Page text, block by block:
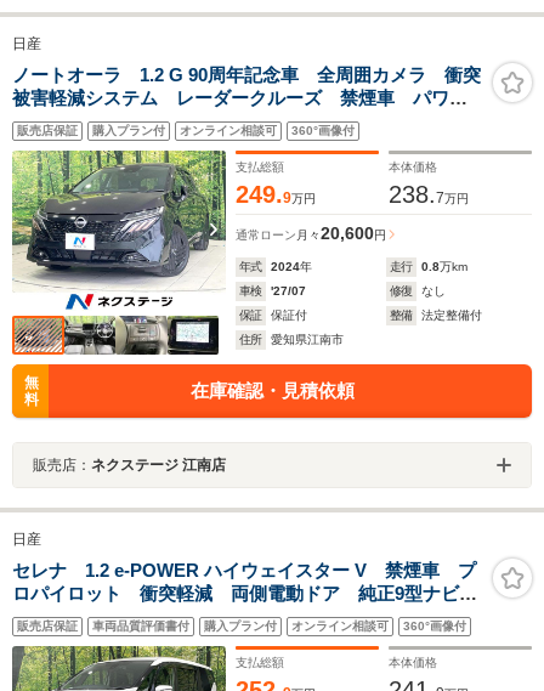
日産
ノートオーラ 1.2 G 90周年記念車 全周囲カメラ 衝突
被害軽減システム レーダークルーズ 禁煙車 パワー
シート ドラレコ コーナーセンサー スマートキー
LEDヘッド ビルトインETC 純正17インチアルミ オ
ートハイビーム
販売店保証 購入プラン付 オンライン相談可 360°画像付
支払総額
249.9万円
本体価格
238.7万円
通常ローン 月々20,600円
年式 2024年 走行 0.8万km
車検
'27/07 修復
なし
保証
保証付 整備
法定整備付
住所
愛知県江南市
無
料
在庫確認・見積依頼
販売店： ネクステージ 江南店
日産
セレナ 1.2 e-POWER ハイウェイスター V 禁煙車 プ
ロパイロット 衝突軽減 両側電動ドア 純正9型ナビ
全周囲カメラ ドラレコ ETC コーナーセンサー ブ
ラインドスポットモニター ステアリングヒーター 車
線逸脱警報 リヤオートエアコン
販売店保証 車両品質評価書付 購入プラン付 オンライン相談可 360°画像付
支払総額 本体価格